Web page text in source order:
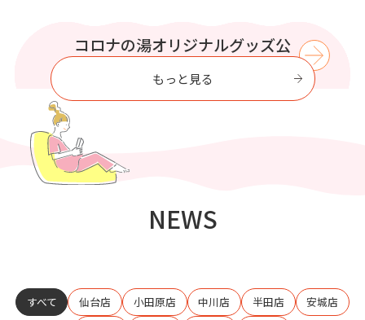
コロナの湯で
この夏はコロナの湯で涼もう【8
プリティシリーズ コラボイベン
WIND BREAKER コラボイベント
コロナの湯オリジナルグッズ公
もっと見る
NEWS
すべて 仙台店 小田原店 中川店 半田店
安城店